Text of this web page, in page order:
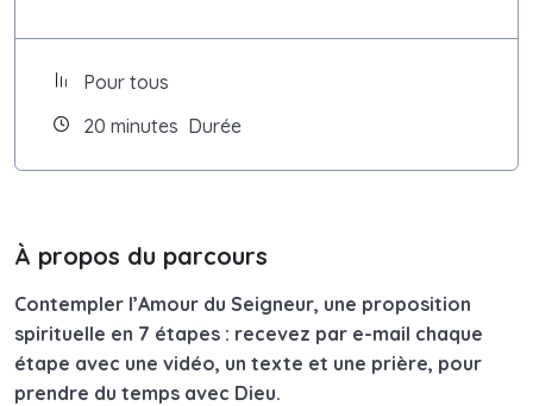
Pour tous
20 minutes Durée
À propos du parcours
Contempler l’Amour du Seigneur, une proposition
spirituelle en 7 étapes : recevez par e-mail chaque
étape avec une vidéo, un texte et une prière, pour
prendre du temps avec Dieu.